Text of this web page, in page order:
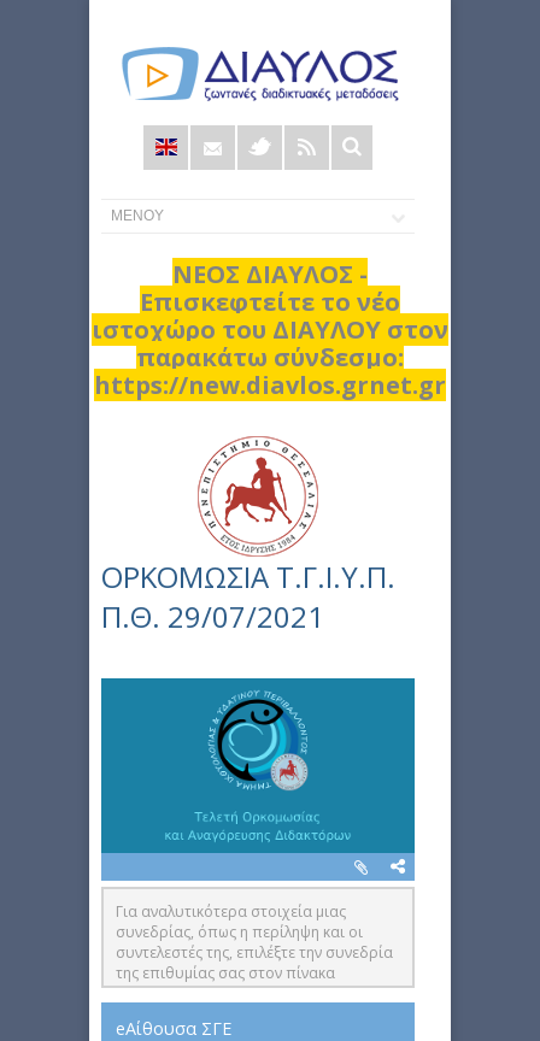
Φόρμα
αναζήτησης
ΝΕΟΣ ΔΙΑΥΛΟΣ -
Επισκεφτείτε το νέο
ιστοχώρο του ΔΙΑΥΛΟΥ στον
παρακάτω σύνδεσμο:
https://new.diavlos.grnet.gr
ΟΡΚΟΜΩΣΙΑ Τ.Γ.Ι.Υ.Π.
Π.Θ. 29/07/2021
Για αναλυτικότερα στοιχεία μιας
συνεδρίας, όπως η περίληψη και οι
συντελεστές της, επιλέξτε την συνεδρία
της επιθυμίας σας στον πίνακα
συνεδριών στα δεξιά της ιστοσελίδας
eΑίθουσα ΣΓΕ